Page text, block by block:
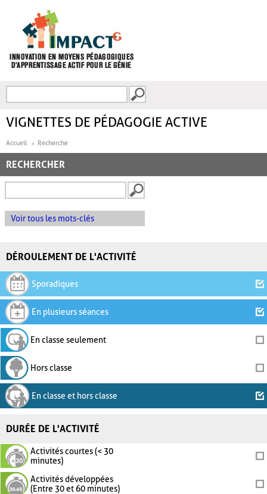
FORMULAIRE DE
VIGNETTES DE PÉDAGOGIE ACTIVE
Accueil Recherche
RECHERCHER
Voir tous les mots-clés
DÉROULEMENT DE L'ACTIVITÉ
Sporadiques
En plusieurs séances
En classe seulement
Hors classe
En classe et hors classe
DURÉE DE L'ACTIVITÉ
Activités courtes (< 30
minutes)
Activités développées
(Entre 30 et 60 minutes)